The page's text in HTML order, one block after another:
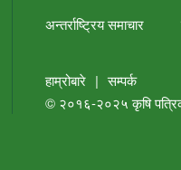
अन्तर्राष्ट्रिय समाचार
हाम्रोबारे | सम्पर्क
© २०१६-२०२५कृषि